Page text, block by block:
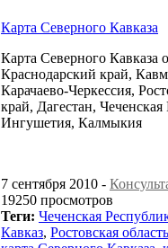
Карта Северного Кавказа
Карта Северного Кавказа
Краснодарский край,
Карачаево-Черкессия,
край, Дагестан,
Ингушетия, Калмыкия
7 сентября 2010 -
19250 просмотров
Теги: Чеченская
Кавказ, Ростовская область